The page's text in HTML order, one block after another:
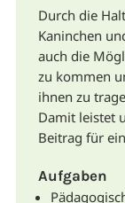
Durch die
Kaninchen
auch die
zu kommen
ihnen zu
Damit leistet
Beitrag für
Aufgaben